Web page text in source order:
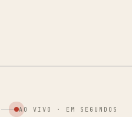
AO VIVO · EM SEGUNDOS